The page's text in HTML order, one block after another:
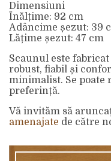
Dimensiuni
Înălțime: 92 cm
Adâncime șezut: 39
Lățime șezut: 47 cm
Scaunul este
robust, fiabil și
minimalist. Se poate
preferință.
Vă invităm să
amenajate de către